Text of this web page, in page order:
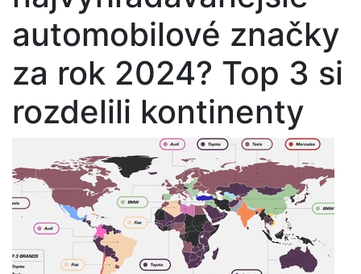
automobilové značky
za rok 2024? Top 3 si
rozdelili kontinenty